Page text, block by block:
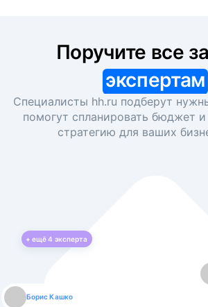
экспертам
Специалисты hh.ru подберут
помогут спланировать бюджет
стратегию для ваших
+ ещё4 эксперта
Борис Кашко
Юлия Изоитко
Александр Кулагин
Даниил Макаров
Екатерина Лазаренко